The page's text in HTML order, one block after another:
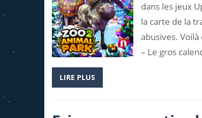
dans les jeux
la carte de la
abusives.
– Le gros
LIRE PLUS